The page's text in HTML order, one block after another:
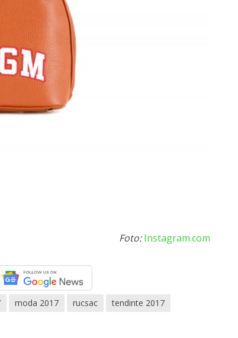
Foto: Instagram.com
moda 2017 rucsac
tendinte 2017